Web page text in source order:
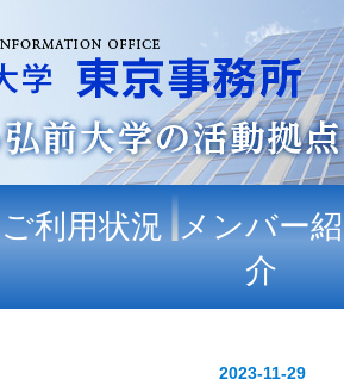
ご利用状況 メンバー紹
介
2023-11-29